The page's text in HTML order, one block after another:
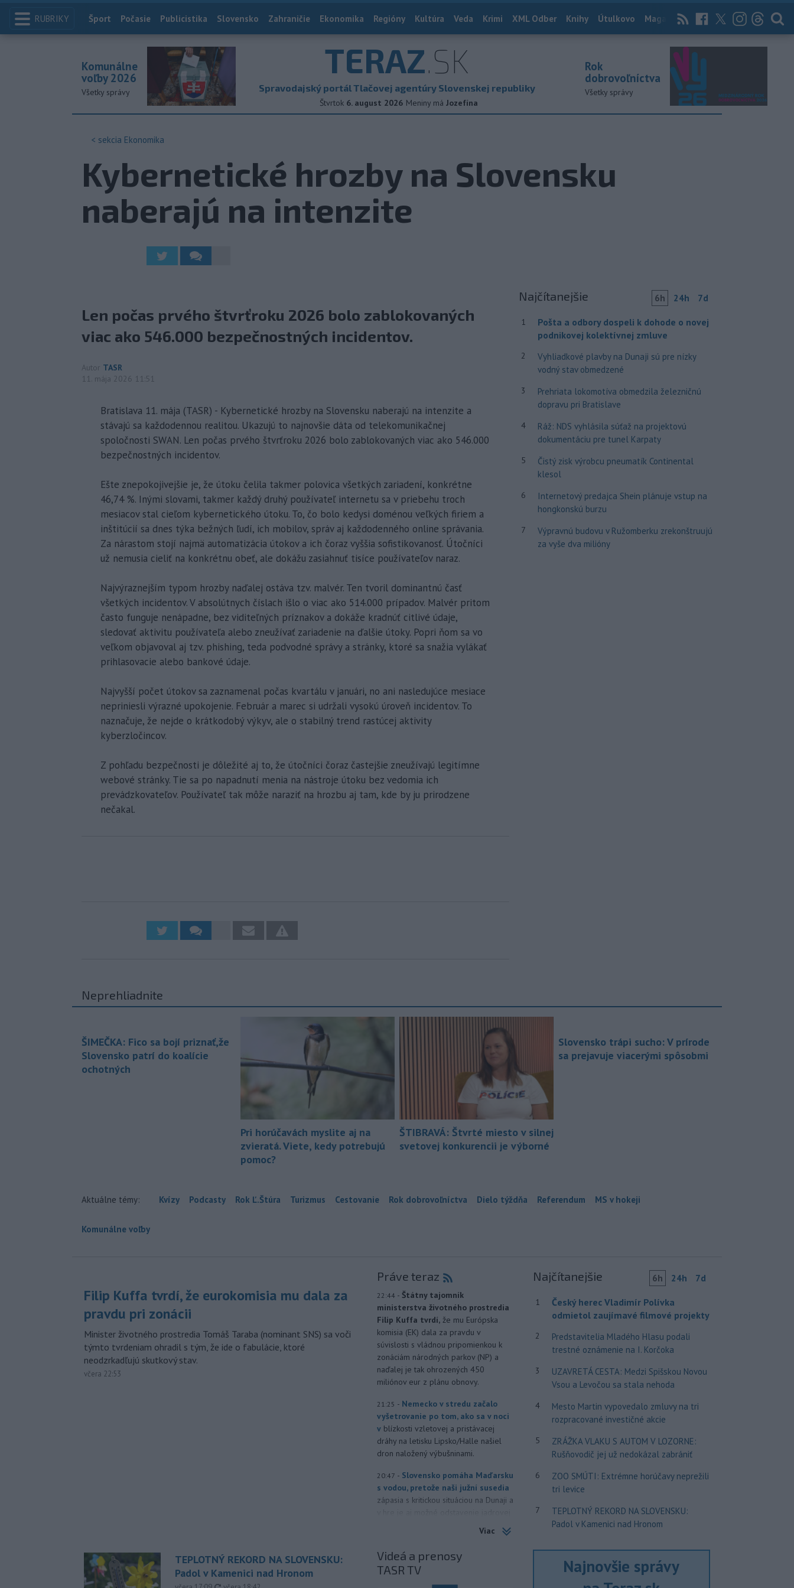
RUBRIKY Index
Šport Počasie Publicistika Slovensko Zahraničie Ekonomika Regióny Kultúra Veda Krimi XML Odber Knihy Útulkovo Magazín News Now Archív
TERAZ.SK
Spravodajský portál Tlačovej agentúry Slovenskej republiky
Štvrtok 6. august 2026 Meniny má Jozefína
Komunálne
voľby 2026
Všetky správy
Rok
dobrovoľníctva
Všetky správy
< sekcia Ekonomika
Kybernetické hrozby na Slovensku
naberajú na intenzite
Len počas prvého štvrťroku 2026 bolo zablokovaných
viac ako 546.000 bezpečnostných incidentov.
Autor TASR
11. mája 2026 11:51
Bratislava 11. mája (TASR) - Kybernetické hrozby na Slovensku naberajú na intenzite a
stávajú sa každodennou realitou. Ukazujú to najnovšie dáta od telekomunikačnej
spoločnosti SWAN. Len počas prvého štvrťroku 2026 bolo zablokovaných viac ako 546.000
bezpečnostných incidentov.
Ešte znepokojivejšie je, že útoku čelila takmer polovica všetkých zariadení, konkrétne
46,74 %. Inými slovami, takmer každý druhý používateľ internetu sa v priebehu troch
mesiacov stal cieľom kybernetického útoku. To, čo bolo kedysi doménou veľkých firiem a
inštitúcií sa dnes týka bežných ľudí, ich mobilov, správ aj každodenného online správania.
Za nárastom stojí najmä automatizácia útokov a ich čoraz vyššia sofistikovanosť. Útočníci
už nemusia cieliť na konkrétnu obeť, ale dokážu zasiahnuť tisíce používateľov naraz.
Najvýraznejším typom hrozby naďalej ostáva tzv. malvér. Ten tvoril dominantnú časť
všetkých incidentov. V absolútnych číslach išlo o viac ako 514.000 prípadov. Malvér pritom
často funguje nenápadne, bez viditeľných príznakov a dokáže kradnúť citlivé údaje,
sledovať aktivitu používateľa alebo zneužívať zariadenie na ďalšie útoky. Popri ňom sa vo
veľkom objavoval aj tzv. phishing, teda podvodné správy a stránky, ktoré sa snažia vylákať
prihlasovacie alebo bankové údaje.
Najvyšší počet útokov sa zaznamenal počas kvartálu v januári, no ani nasledujúce mesiace
nepriniesli výrazné upokojenie. Február a marec si udržali vysokú úroveň incidentov. To
naznačuje, že nejde o krátkodobý výkyv, ale o stabilný trend rastúcej aktivity
kyberzločincov.
Z pohľadu bezpečnosti je dôležité aj to, že útočníci čoraz častejšie zneužívajú legitímne
webové stránky. Tie sa po napadnutí menia na nástroje útoku bez vedomia ich
prevádzkovateľov. Používateľ tak môže naraziť na hrozbu aj tam, kde by ju prirodzene
nečakal.
Najčítanejšie 6h 24h 7d
1
Pošta a odbory dospeli k dohode o novej
podnikovej kolektívnej zmluve
2
Vyhliadkové plavby na Dunaji sú pre nízky
vodný stav obmedzené
3
Prehriata lokomotíva obmedzila železničnú
dopravu pri Bratislave
4
Ráž: NDS vyhlásila súťaž na projektovú
dokumentáciu pre tunel Karpaty
5
Čistý zisk výrobcu pneumatík Continental
klesol
6
Internetový predajca Shein plánuje vstup na
hongkonskú burzu
7
Výpravnú budovu v Ružomberku zrekonštruujú
za vyše dva milióny
Neprehliadnite
ŠIMEČKA: Fico sa bojí priznať,že
Slovensko patrí do koalície
ochotných
Pri horúčavách myslite aj na
zvieratá. Viete, kedy potrebujú
pomoc?
ŠTIBRAVÁ: Štvrté miesto v silnej
svetovej konkurencii je výborné
Slovensko trápi sucho: V prírode
sa prejavuje viacerými spôsobmi
Aktuálne témy: Kvízy Podcasty Rok Ľ.Štúra Turizmus Cestovanie Rok dobrovoľníctva Dielo týždňa Referendum MS v hokeji
Komunálne voľby
Filip Kuffa tvrdí, že eurokomisia mu dala za
pravdu pri zonácii
Minister životného prostredia Tomáš Taraba (nominant SNS) sa voči
týmto tvrdeniam ohradil s tým, že ide o fabulácie, ktoré
neodzrkadľujú skutkový stav.
včera 22:53
TEPLOTNÝ REKORD NA SLOVENSKU:
Padol v Kamenici nad Hronom
Práve teraz
22:44 - Štátny tajomník
ministerstva životného prostredia
Filip Kuffa tvrdí, že mu Európska
komisia (EK) dala za pravdu v
súvislosti s vládnou pripomienkou k
zonáciám národných parkov (NP) a
naďalej je tak ohrozených 450
miliónov eur z plánu obnovy.
21:25 - Nemecko v stredu začalo
vyšetrovanie po tom, ako sa v noci
v blízkosti vzletovej a pristávacej
dráhy na letisku Lipsko/Halle našiel
dron naložený výbušninami.
20:47 - Slovensko pomáha Maďarsku
s vodou, pretože naši južní susedia
zápasia s kritickou situáciou na Dunaji a
objavila ďalší podzemný tunel,
ktorý mal
slúžiť na nelegálne
prevádzanie migrantov z Bieloruska
Viac
Videá a prenosy
TASR TV
Najčítanejšie 6h 24h 7d
1
Český herec Vladimír Polívka
odmietol zaujímavé filmové projekty
2
Predstavitelia Mladého Hlasu podali
trestné oznámenie na I. Korčoka
3
UZAVRETÁ CESTA: Medzi Spišskou Novou
Vsou a Levočou sa stala nehoda
4
Mesto Martin vypovedalo zmluvy na tri
rozpracované investičné akcie
5
ZRÁŽKA VLAKU S AUTOM V LOZORNE:
Rušňovodič jej už nedokázal zabrániť
6
ZOO SMÚTI: Extrémne horúčavy neprežili
tri levice
7
TEPLOTNÝ REKORD NA SLOVENSKU:
Padol v Kamenici nad Hronom
Najnovšie správy